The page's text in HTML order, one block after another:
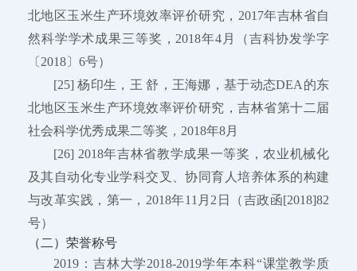
北地区玉米生产环境效率评价研究，2017年吉林省自
然科学学术成果三等奖，2018年4月（吉科协发学字
〔2018〕6号）
[25] 杨印生，王 舒，王海娜，基于动态DEA的东
北地区玉米生产环境效率评价研究，吉林省第十二届
社会科学优秀成果二等奖，2018年8月
[26] 2018年吉林省教学成果一等奖，农业机械化
及其自动化专业学科交叉、协同育人培养体系的构建
与改革实践，第一，2018年11月2日（吉政函[2018]82
号）
（二）荣誉称号
2019：吉林大学2018-2019学年本科“课堂教学质